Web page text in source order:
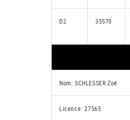
D2 35570
Nom: SCHLESSER Zoé
Licence: 27565